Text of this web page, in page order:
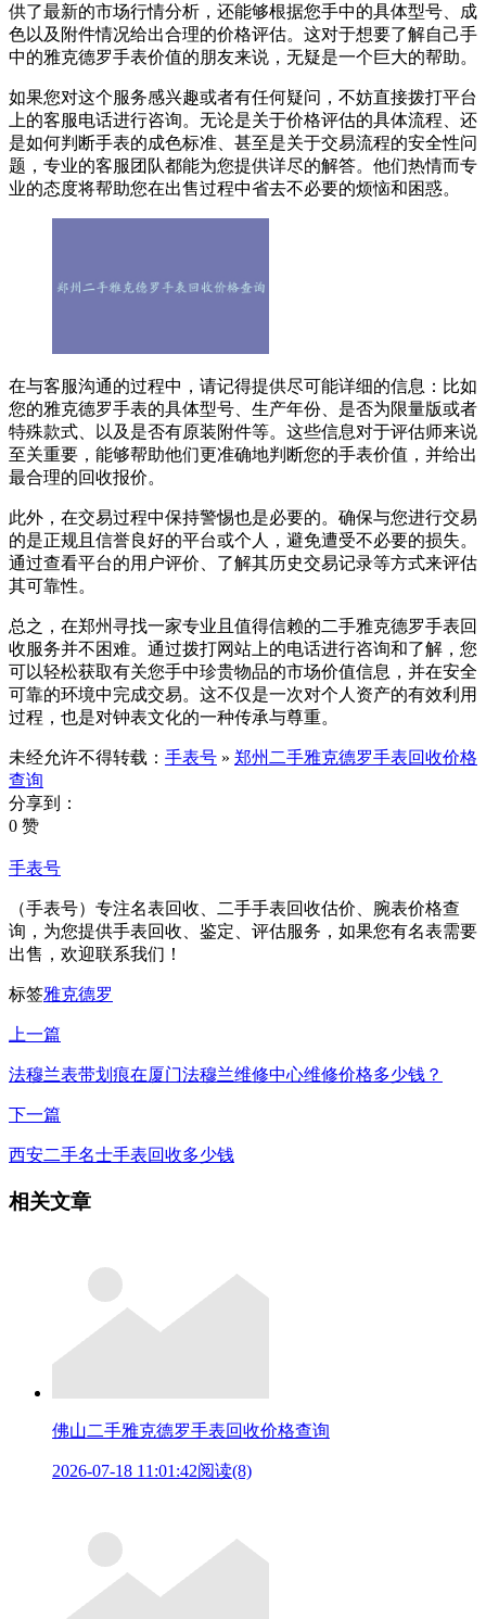
供了最新的市场行情分析，还能够根据您手中的具体型号、成
色以及附件情况给出合理的价格评估。这对于想要了解自己手
中的雅克德罗手表价值的朋友来说，无疑是一个巨大的帮助。
如果您对这个服务感兴趣或者有任何疑问，不妨直接拨打平台
上的客服电话进行咨询。无论是关于价格评估的具体流程、还
是如何判断手表的成色标准、甚至是关于交易流程的安全性问
题，专业的客服团队都能为您提供详尽的解答。他们热情而专
业的态度将帮助您在出售过程中省去不必要的烦恼和困惑。
在与客服沟通的过程中，请记得提供尽可能详细的信息：比如
您的雅克德罗手表的具体型号、生产年份、是否为限量版或者
特殊款式、以及是否有原装附件等。这些信息对于评估师来说
至关重要，能够帮助他们更准确地判断您的手表价值，并给出
最合理的回收报价。
此外，在交易过程中保持警惕也是必要的。确保与您进行交易
的是正规且信誉良好的平台或个人，避免遭受不必要的损失。
通过查看平台的用户评价、了解其历史交易记录等方式来评估
其可靠性。
总之，在郑州寻找一家专业且值得信赖的二手雅克德罗手表回
收服务并不困难。通过拨打网站上的电话进行咨询和了解，您
可以轻松获取有关您手中珍贵物品的市场价值信息，并在安全
可靠的环境中完成交易。这不仅是一次对个人资产的有效利用
过程，也是对钟表文化的一种传承与尊重。
未经允许不得转载： 手表号 » 郑州二手雅克德罗手表回收价格
查询
分享到：
0 赞
手表号
（手表号）专注名表回收、二手手表回收估价、腕表价格查
询，为您提供手表回收、鉴定、评估服务，如果您有名表需要
出售，欢迎联系我们！
标签雅克德罗
上一篇
法穆兰表带划痕在厦门法穆兰维修中心维修价格多少钱？
下一篇
西安二手名士手表回收多少钱
相关文章
佛山二手雅克德罗手表回收价格查询
2026-07-18 11:01:42阅读(8)